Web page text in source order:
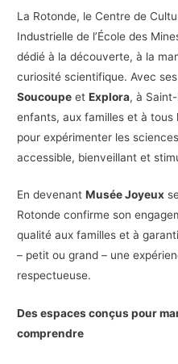
La Rotonde, le Centre de
Industrielle de l’École des
dédié à la découverte, à la
curiosité scientifique. Avec
Soucoupe etExplora, à
enfants, aux familles et à tous
pour expérimenter les
accessible, bienveillant et
En devenantMusée Joyeux
Rotonde confirme son
qualité aux familles et à
– petit ou grand – une
respectueuse.
Des espaces conçus pour
comprendre